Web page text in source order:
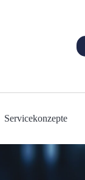
Servicekonzepte